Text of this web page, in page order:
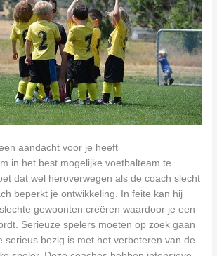
aandacht voor je heeft
in het best mogelijke voetbalteam te
dat wel heroverwegen als de coach slecht
beperkt je ontwikkeling. In feite kan hij
gewoonten creëren waardoor je een
Serieuze spelers moeten op zoek gaan
serieus bezig is met het verbeteren van de